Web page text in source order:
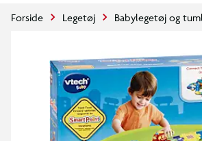
Forside Legetøj Babylegetøj og